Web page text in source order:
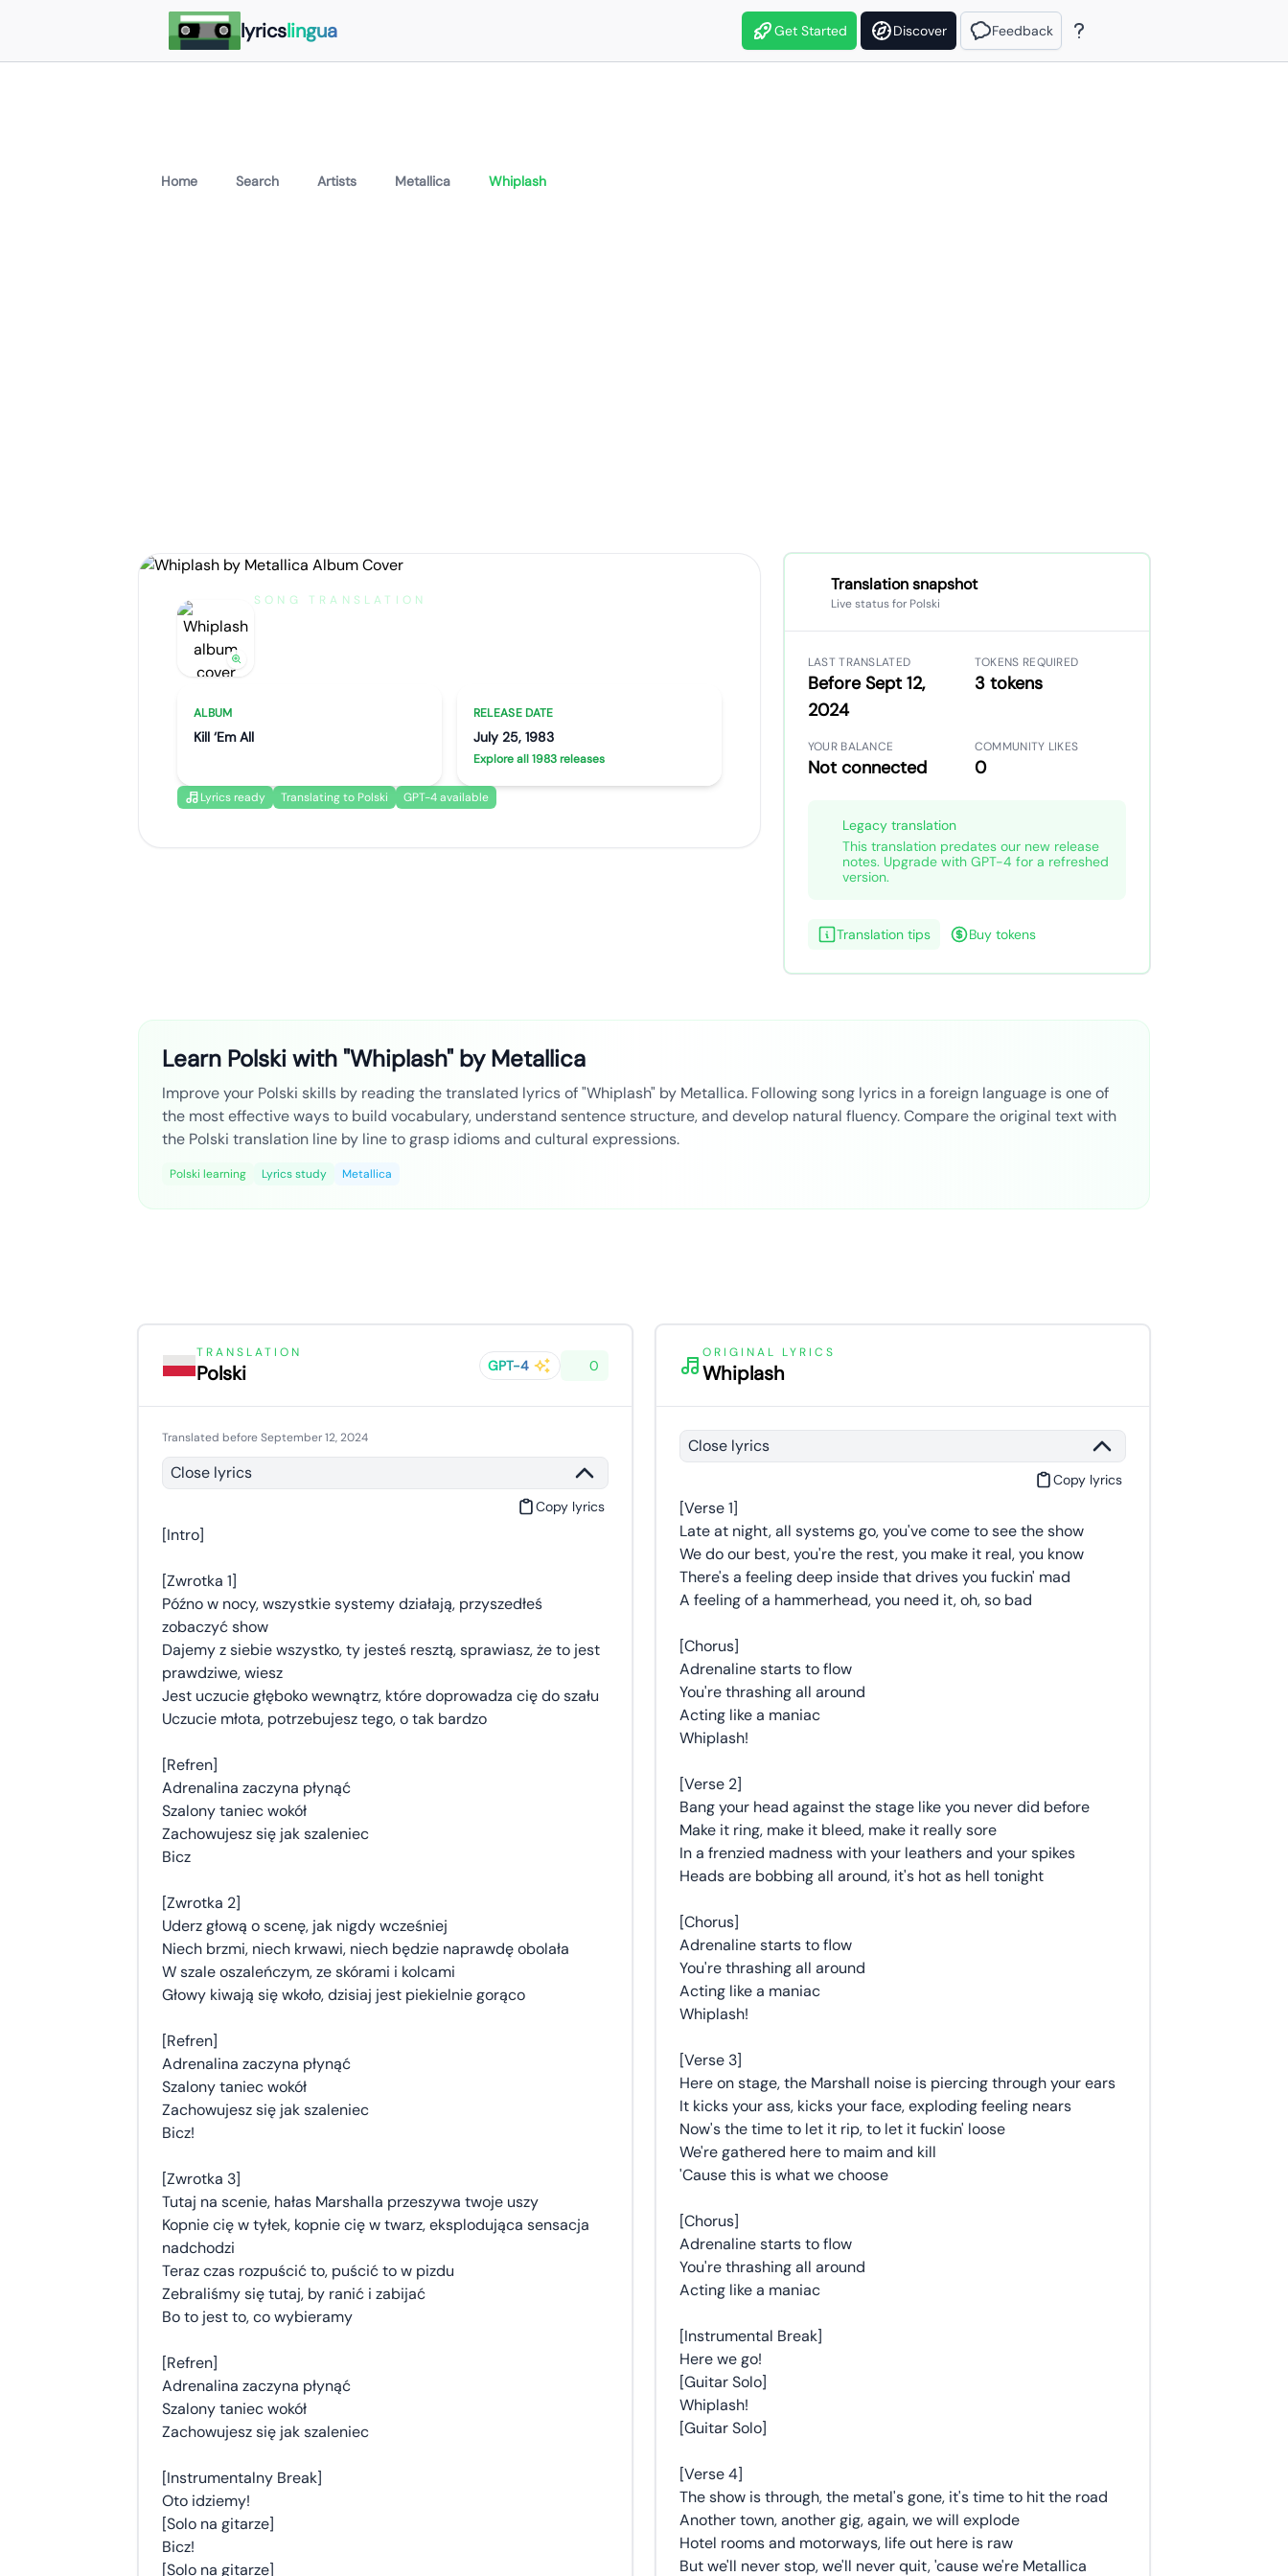
lyricslingua Get Started Discover Feedback
Home Search Artists Metallica Whiplash
SONG TRANSLATION
ALBUM
Kill ‘Em All
RELEASE DATE
July 25, 1983
Explore all 1983 releases
Lyrics ready Translating to Polski GPT-4 available
Translation snapshot
Live status for Polski
LAST TRANSLATED
Before Sept 12,
2024
TOKENS REQUIRED
3 tokens
YOUR BALANCE
Not connected
COMMUNITY LIKES
0
Legacy translation
This translation predates our new release
notes. Upgrade with GPT-4 for a refreshed
version.
Translation tips Buy tokens
Learn Polski with "Whiplash" by Metallica
Improve your Polski skills by reading the translated lyrics of "Whiplash" by Metallica. Following song lyrics in a foreign language is one of
the most effective ways to build vocabulary, understand sentence structure, and develop natural fluency. Compare the original text with
the Polski translation line by line to grasp idioms and cultural expressions.
Polski learning Lyrics study Metallica
TRANSLATION
Polski GPT-4 0
Translated before September 12, 2024
Close lyrics
Copy lyrics
[Intro]
[Zwrotka 1]
Późno w nocy, wszystkie systemy działają, przyszedłeś
zobaczyć show
Dajemy z siebie wszystko, ty jesteś resztą, sprawiasz, że to jest
prawdziwe, wiesz
Jest uczucie głęboko wewnątrz, które doprowadza cię do szału
Uczucie młota, potrzebujesz tego, o tak bardzo
[Refren]
Adrenalina zaczyna płynąć
Szalony taniec wokół
Zachowujesz się jak szaleniec
Bicz
[Zwrotka 2]
Uderz głową o scenę, jak nigdy wcześniej
Niech brzmi, niech krwawi, niech będzie naprawdę obolała
W szale oszaleńczym, ze skórami i kolcami
Głowy kiwają się wkoło, dzisiaj jest piekielnie gorąco
[Refren]
Adrenalina zaczyna płynąć
Szalony taniec wokół
Zachowujesz się jak szaleniec
Bicz!
[Zwrotka 3]
Tutaj na scenie, hałas Marshalla przeszywa twoje uszy
Kopnie cię w tyłek, kopnie cię w twarz, eksplodująca sensacja
nadchodzi
Teraz czas rozpuścić to, puścić to w pizdu
Zebraliśmy się tutaj, by ranić i zabijać
Bo to jest to, co wybieramy
[Refren]
Adrenalina zaczyna płynąć
Szalony taniec wokół
Zachowujesz się jak szaleniec
[Instrumentalny Break]
Oto idziemy!
[Solo na gitarze]
Bicz!
[Solo na gitarze]
ORIGINAL LYRICS
Whiplash
Close lyrics
Copy lyrics
[Verse 1]
Late at night, all systems go, you've come to see the show
We do our best, you're the rest, you make it real, you know
There's a feeling deep inside that drives you fuckin' mad
A feeling of a hammerhead, you need it, oh, so bad
[Chorus]
Adrenaline starts to flow
You're thrashing all around
Acting like a maniac
Whiplash!
[Verse 2]
Bang your head against the stage like you never did before
Make it ring, make it bleed, make it really sore
In a frenzied madness with your leathers and your spikes
Heads are bobbing all around, it's hot as hell tonight
[Chorus]
Adrenaline starts to flow
You're thrashing all around
Acting like a maniac
Whiplash!
[Verse 3]
Here on stage, the Marshall noise is piercing through your ears
It kicks your ass, kicks your face, exploding feeling nears
Now's the time to let it rip, to let it fuckin' loose
We're gathered here to maim and kill
'Cause this is what we choose
[Chorus]
Adrenaline starts to flow
You're thrashing all around
Acting like a maniac
[Instrumental Break]
Here we go!
[Guitar Solo]
Whiplash!
[Guitar Solo]
[Verse 4]
The show is through, the metal's gone, it's time to hit the road
Another town, another gig, again, we will explode
Hotel rooms and motorways, life out here is raw
But we'll never stop, we'll never quit, 'cause we're Metallica